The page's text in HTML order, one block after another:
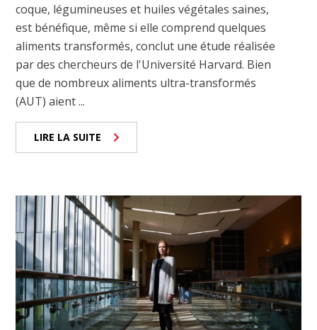
coque, légumineuses et huiles végétales saines,
est bénéfique, même si elle comprend quelques
aliments transformés, conclut une étude réalisée
par des chercheurs de l'Université Harvard. Bien
que de nombreux aliments ultra-transformés
(AUT) aient ...
LIRE LA SUITE